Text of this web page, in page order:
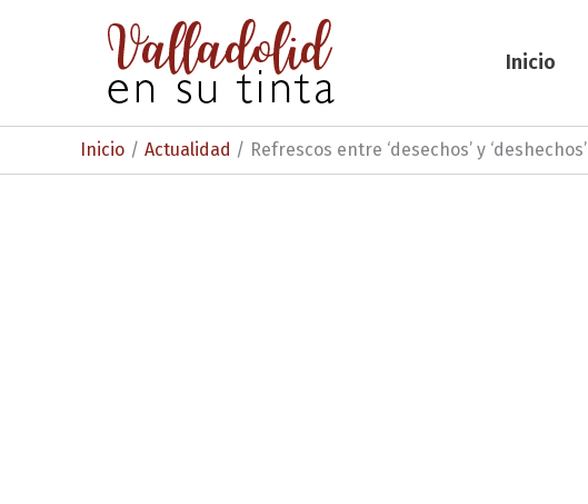
Inicio
Inicio Actualidad Refrescos entre ‘desechos’ y ‘deshechos’